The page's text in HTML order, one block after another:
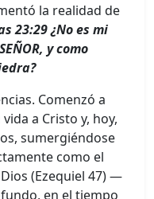
la realidad de
23:29 ¿No es mi
y como
Comenzó a
a Cristo y, hoy,
sumergiéndose
como el
(Ezequiel 47) —
en el tiempo